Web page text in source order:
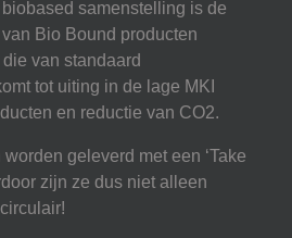
samenstelling is de
Bio Bound producten
van standaard
tot uiting in de lage MKI
en reductie van CO2.
geleverd met een ‘Take
zijn ze dus niet alleen